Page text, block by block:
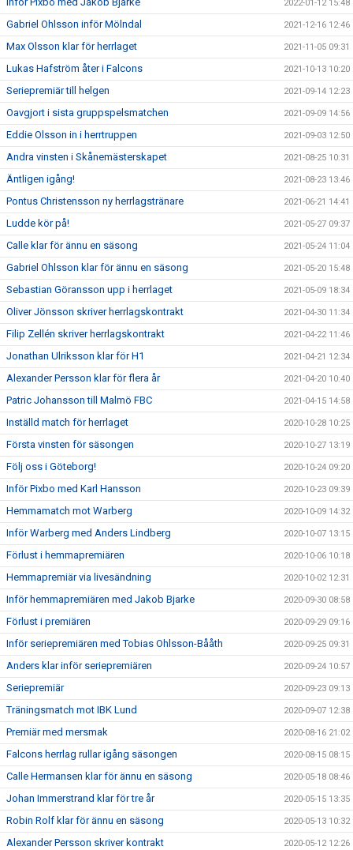
2022-01-12 15:48
Gabriel Ohlsson inför Mölndal 2021-12-16 12:46
Max Olsson klar för herrlaget 2021-11-05 09:31
Lukas Hafström åter i Falcons 2021-10-13 10:20
Seriepremiär till helgen 2021-09-14 12:23
Oavgjort i sista gruppspelsmatchen 2021-09-09 14:56
Eddie Olsson in i herrtruppen 2021-09-03 12:50
Andra vinsten i Skånemästerskapet 2021-08-25 10:31
Äntligen igång! 2021-08-23 13:46
Pontus Christensson ny herrlagstränare 2021-06-21 14:41
Ludde kör på! 2021-05-27 09:37
Calle klar för ännu en säsong 2021-05-24 11:04
Gabriel Ohlsson klar för ännu en säsong 2021-05-20 15:48
Sebastian Göransson upp i herrlaget 2021-05-09 18:34
Oliver Jönsson skriver herrlagskontrakt 2021-04-30 11:34
Filip Zellén skriver herrlagskontrakt 2021-04-22 11:46
Jonathan Ulriksson klar för H1 2021-04-21 12:34
Alexander Persson klar för flera år 2021-04-20 10:40
Patric Johansson till Malmö FBC 2021-04-15 14:58
Inställd match för herrlaget 2020-10-28 10:25
Första vinsten för säsongen 2020-10-27 13:19
Följ oss i Göteborg! 2020-10-24 09:20
Inför Pixbo med Karl Hansson 2020-10-23 09:39
Hemmamatch mot Warberg 2020-10-09 14:32
Inför Warberg med Anders Lindberg 2020-10-07 13:15
Förlust i hemmapremiären 2020-10-06 10:18
Hemmapremiär via livesändning 2020-10-02 12:31
Inför hemmapremiären med Jakob Bjarke 2020-09-30 08:58
Förlust i premiären 2020-09-29 09:16
Inför seriepremiären med Tobias Ohlsson-Bååth 2020-09-25 09:31
Anders klar inför seriepremiären 2020-09-24 10:57
Seriepremiär 2020-09-23 09:13
Träningsmatch mot IBK Lund 2020-09-07 12:38
Premiär med mersmak 2020-08-16 21:02
Falcons herrlag rullar igång säsongen 2020-08-15 08:15
Calle Hermansen klar för ännu en säsong 2020-05-18 08:46
Johan Immerstrand klar för tre år 2020-05-15 13:35
Robin Rolf klar för ännu en säsong 2020-05-13 10:32
Alexander Persson skriver kontrakt 2020-05-12 12:26